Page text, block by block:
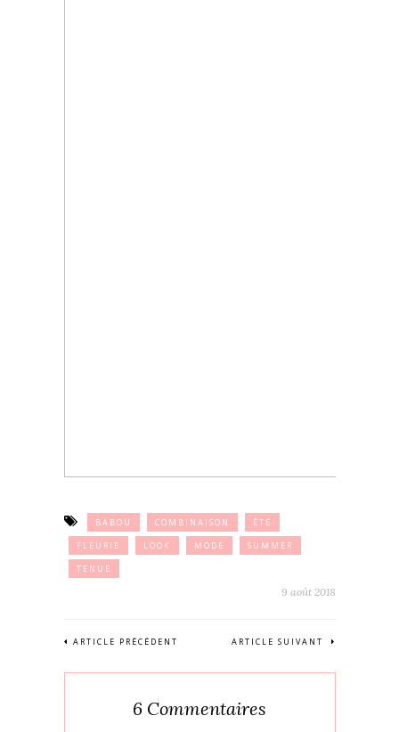
BABOU COMBINAISON
ÉTÉ
FLEURIE
LOOK MODE
SUMMER
TENUE
9 août 2018
ARTICLE PRÉCÉDENT ARTICLE SUIVANT
6 Commentaires